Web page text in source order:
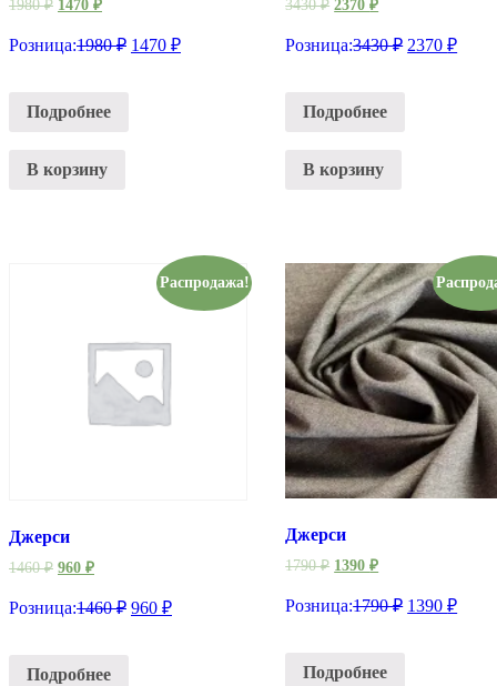
1980₽ 1470 ₽
Розница:1980₽ 1470 ₽
Подробнее
В корзину
3430₽ 2370₽
Розница:3430₽ 2370₽
Подробнее
В корзину
Распродажа!
Джерси
1460₽ 960 ₽
Розница:1460₽ 960 ₽
Подробнее
Джерси
1790₽ 1390₽
Розница:1790₽ 1390₽
Подробнее